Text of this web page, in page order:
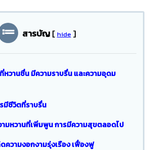
สารบัญ [ hide ]
หวานชื่น มีความราบรื่น และความอุดม
มีชีวิตที่ราบรื่น
มหวานที่เพิ่มพูน การมีความสุขตลอดไป
ความงอกงามรุ่งเรือง เฟื่องฟู